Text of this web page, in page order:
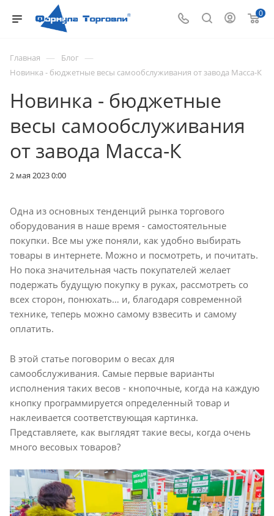
0
Главная — Блог —
Новинка - бюджетные весы самообслуживания от завода Масса-К
Новинка - бюджетные
весы самообслуживания
от завода Масса-К
2 мая 2023 0:00
Одна из основных тенденций рынка торгового
оборудования в наше время - самостоятельные
покупки. Все мы уже поняли, как удобно выбирать
товары в интернете. Можно и посмотреть, и почитать.
Но пока значительная часть покупателей желает
подержать будущую покупку в руках, рассмотреть со
всех сторон, понюхать… и, благодаря современной
технике, теперь можно самому взвесить и самому
оплатить.
В этой статье поговорим о весах для
самообслуживания. Самые первые варианты
исполнения таких весов - кнопочные, когда на каждую
кнопку программируется определенный товар и
наклеивается соответствующая картинка.
Представляете, как выглядят такие весы, когда очень
много весовых товаров?